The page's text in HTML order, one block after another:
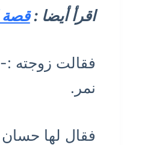
اقرأ أيضا :قصة
فقالت زوجته
نمر.
فقال لها